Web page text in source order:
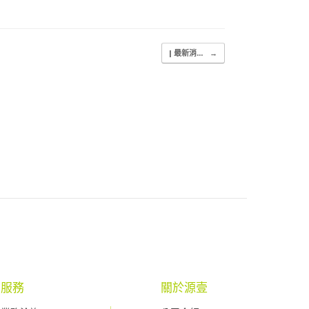
| 最新消... →
服務 關於源壹